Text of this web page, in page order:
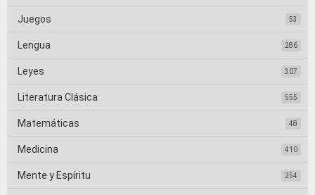
Juegos 53
Lengua 286
Leyes 307
Literatura Clásica 555
Matemáticas 48
Medicina 410
Mente y Espíritu 254